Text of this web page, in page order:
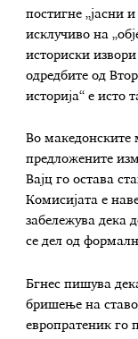
постигне „јасни
исклучиво на
историски
одредбите од
историја“ е исто
Во
предложените
Вајц го остава
Комисијата е
забележува дека
се дел од
Бгнес пишува
бришење на
европратеник го